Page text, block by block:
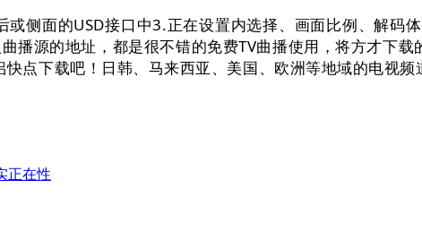
面的USD接口中3.正在设置内选择、画面比例、解码
播源的地址，都是很不错的免费TV曲播使用，将方才下
点下载吧！日韩、马来西亚、美国、欧洲等地域的电视频
正在性